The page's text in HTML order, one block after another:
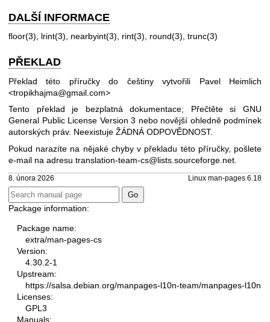
DALŠÍ INFORMACE
floor(3), lrint(3), nearbyint(3), rint(3), round(3), trunc(3)
PŘEKLAD
Překlad této příručky do češtiny vytvořili Pavel Heimlich
<tropikhajma@gmail.com>
Tento překlad je bezplatná dokumentace; Přečtěte si GNU
General Public License Version 3 nebo novější ohledně podmínek
autorských práv. Neexistuje ŽÁDNÁ ODPOVĚDNOST.
Pokud narazíte na nějaké chyby v překladu této příručky, pošlete
e-mail na adresu translation-team-cs@lists.sourceforge.net
8. února 2026 Linux man-pages 6.18
Package information:
Package name:
extra/man-pages-cs
Version:
4.30.2-1
Upstream:
https://salsa.debian.org/manpages-l10n-team/manpages-l10n
Licenses:
GPL3
Manuals: